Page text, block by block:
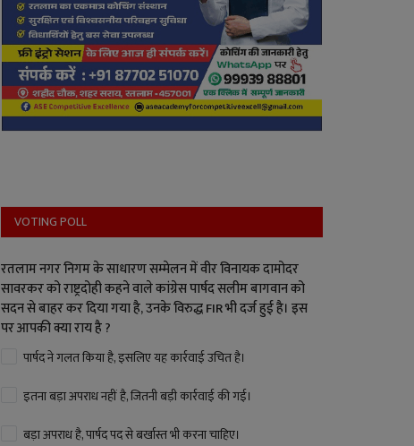
VOTING POLL
रतलाम नगर निगम के साधारण सम्मेलन में वीर विनायक दामोदर
सावरकर को राष्ट्रदोही कहने वाले कांग्रेस पार्षद सलीम बागवान को
सदन से बाहर कर दिया गया है, उनके विरुद्ध FIR भी दर्ज हुई है। इस
पर आपकी क्या राय है ?
पार्षद ने गलत किया है, इसलिए यह कार्रवाई उचित है।
इतना बड़ा अपराध नहीं है, जितनी बड़ी कार्रवाई की गई।
बड़ा अपराध है, पार्षद पद से बर्खास्त भी करना चाहिए।